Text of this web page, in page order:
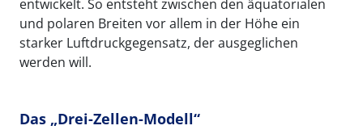
entwickelt. So entsteht zwischen den äquatorialen
und polaren Breiten vor allem in der Höhe ein
starker Luftdruckgegensatz, der ausgeglichen
werden will.
Das „Drei-Zellen-Modell“